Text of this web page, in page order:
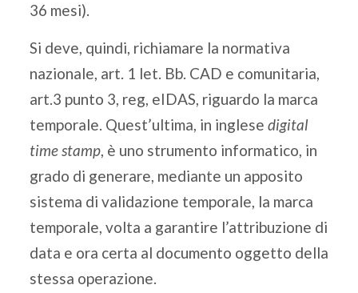
36 mesi).
Si deve, quindi, richiamare la normativa
nazionale, art. 1 let. Bb. CAD e comunitaria,
art.3 punto 3, reg, eIDAS, riguardo la marca
temporale. Quest’ultima, in inglese digital
time stamp, è uno strumento informatico, in
grado di generare, mediante un apposito
sistema di validazione temporale, la marca
temporale, volta a garantire l’attribuzione di
data e ora certa al documento oggetto della
stessa operazione.